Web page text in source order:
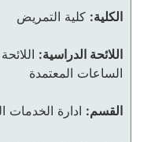
الكلية: كلية التمريض
اللائحة الدراسية:
الساعات المعتمدة
القسم: ادارة الخدمات